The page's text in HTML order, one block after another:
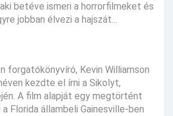
betéve ismeri a horrorfilmeket és
jobban élvezi a hajszát...
forgatókönyvíró, Kevin Williamson
kezdte el írni a Sikolyt,
A film alapját egy megtörtént
Florida állambeli Gainesville-ben